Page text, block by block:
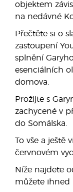
objektem
na nedávné
Přečtěte si o
zastoupení
splnění
esenciálních
domova.
Prožijte s
zachycené v
do Somálska.
To vše a ještě
červnovém
Níže najdete
můžete ihned